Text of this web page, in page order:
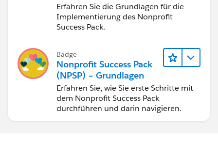
Erfahren Sie die Grundlagen für die
Implementierung des Nonprofit
Success Pack.
Badge
Nonprofit Success Pack
(NPSP) – Grundlagen
Erfahren Sie, wie Sie erste Schritte mit
dem Nonprofit Success Pack
durchführen und darin navigieren.